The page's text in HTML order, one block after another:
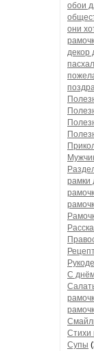
обои
они
декор
рамки
С
Стихи
Супы